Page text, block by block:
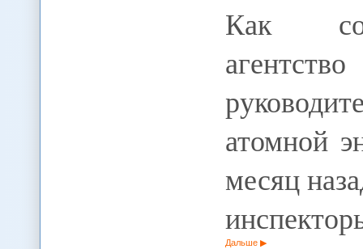
Как
атомной
месяц
Дальше